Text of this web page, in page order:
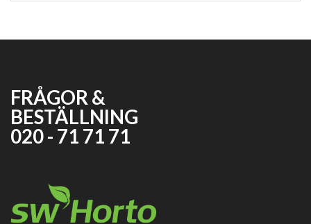
FRÅGOR &
BESTÄLLNING
020 - 71 71 71